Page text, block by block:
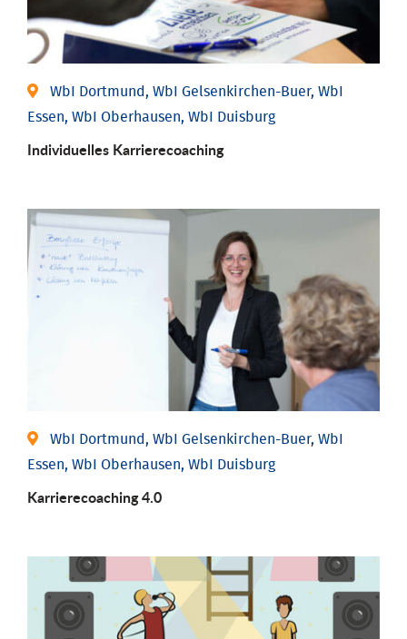
WbI Dortmund, WbI Gelsenkirchen-Buer, WbI
Essen, WbI Oberhausen, WbI Duisburg
Individu­elles Karrierecoaching
WbI Dortmund, WbI Gelsenkirchen-Buer, WbI
Essen, WbI Oberhausen, WbI Duisburg
Karriere­coaching 4.0